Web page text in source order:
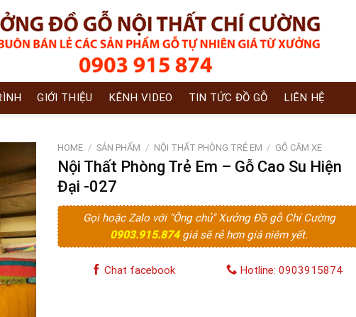
GIỚI THIỆU KÊNH VIDEO TIN TỨC ĐỒ GỖ LIÊN HỆ
HOME / SẢN PHẨM / NỘI THẤT PHÒNG TRẺ EM / GỖ CĂM XE
Nội Thất Phòng Trẻ Em – Gỗ Cao Su Hiện
Đại -027
Gọi hoặc Zalo với "Ông chủ" Xưởng Đồ gỗ Chí Cường
0903.915.874 giá sẽ rẻ hơn giá niêm yết.
Chat facebook Hotline: 0903915874